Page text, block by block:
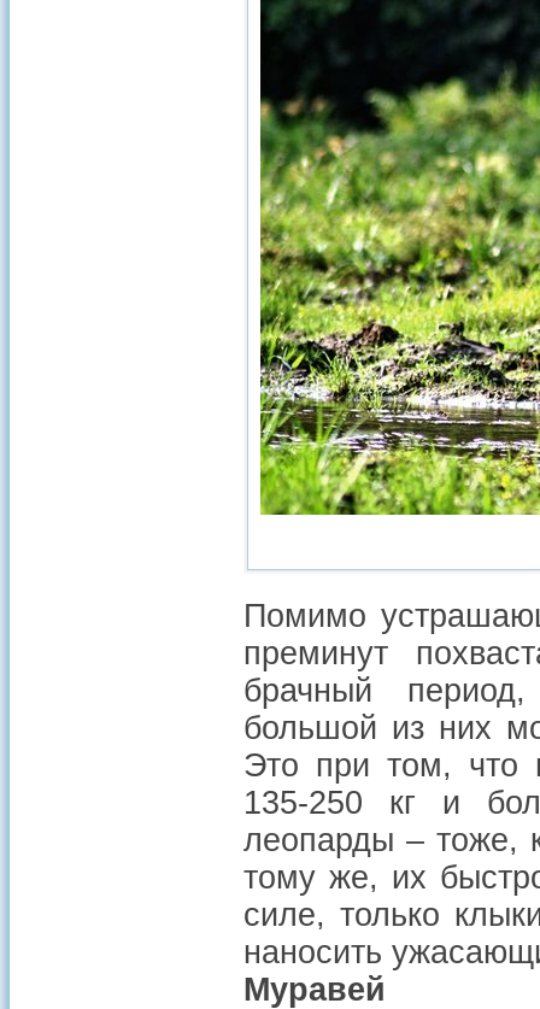
Помимо
преминут
брачный
большой из них
Это при том, что
135-250 кг и
леопарды – тоже,
тому же, их
силе, только
наносить
Муравей